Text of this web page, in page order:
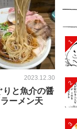
2023.12.30
りと魚介の醤
ーメン天
1
2
3